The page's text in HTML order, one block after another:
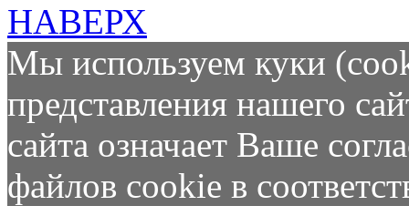
НАВЕРХ
Мы используем куки
представления нашего
сайта означает Ваше
файлов cookie в